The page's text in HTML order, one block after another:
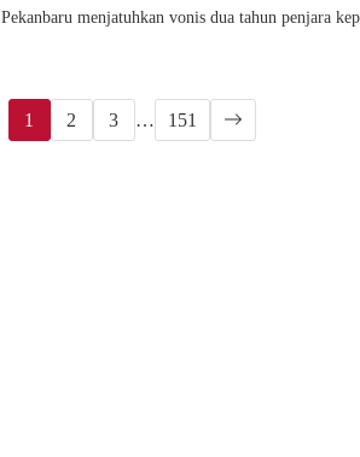
Pekanbaru menjatuhkan vonis dua tahun penjara
1 2 3 … 151